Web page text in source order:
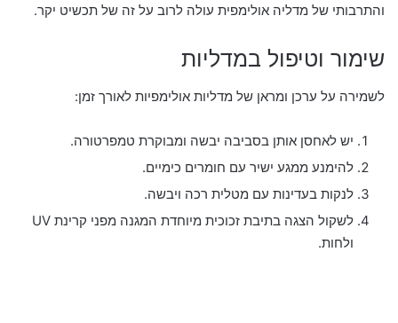
והתרבותי של מדליה אולימפית עולה לרוב על זה של תכשיט יקר.
שימור וטיפול במדליות
לשמירה על ערכן ומראן של מדליות אולימפיות לאורך זמן:
יש לאחסן אותן בסביבה יבשה ומבוקרת טמפרטורה.
להימנע ממגע ישיר עם חומרים כימיים.
לנקות בעדינות עם מטלית רכה ויבשה.
לשקול הצגה בתיבת זכוכית מיוחדת המגנה מפני קרינת UV
ולחות.